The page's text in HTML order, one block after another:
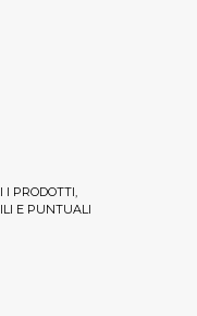
I PRODOTTI,
E PUNTUALI